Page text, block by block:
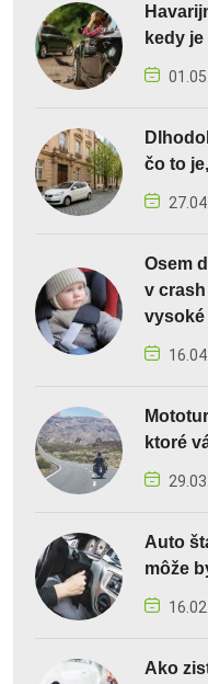
kedy
čo to
Osem
v
vysoké
ktoré
Auto
môže
Ako